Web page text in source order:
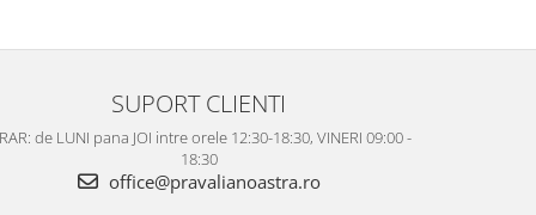
SUPORT CLIENTI
de LUNI pana JOI intre orele 12:30-18:30, VINERI 09:00 -
18:30
office@pravalianoastra.ro